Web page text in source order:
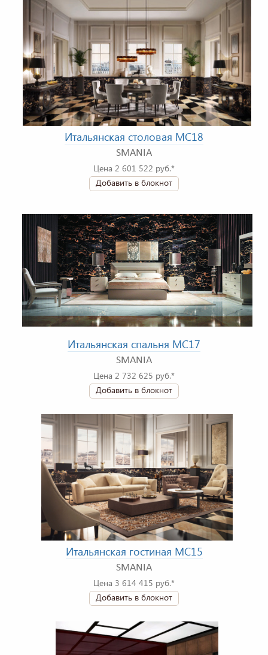
Итальянская столовая MC18
SMANIA
Цена 2 601 522 руб.*
Добавить в блокнот
Итальянская спальня MC17
SMANIA
Цена 2 732 625 руб.*
Добавить в блокнот
Итальянская гостиная MC15
SMANIA
Цена 3 614 415 руб.*
Добавить в блокнот